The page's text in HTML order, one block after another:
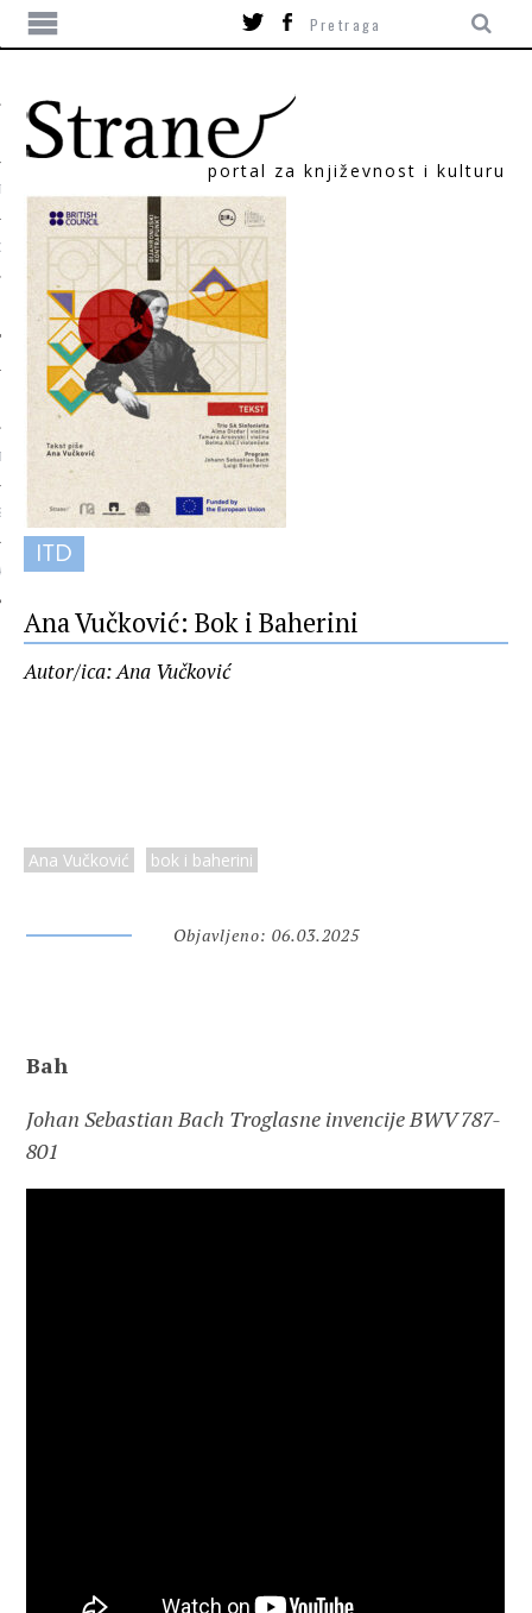
portal za književnost i kulturu
ITD
Ana Vučković: Bok i Baherini
Autor/ica: Ana Vučković
Ana Vučković bok i baherini
Objavljeno: 06.03.2025
Bah
Johan Sebastian Bach Troglasne invencije BWV 787-
801